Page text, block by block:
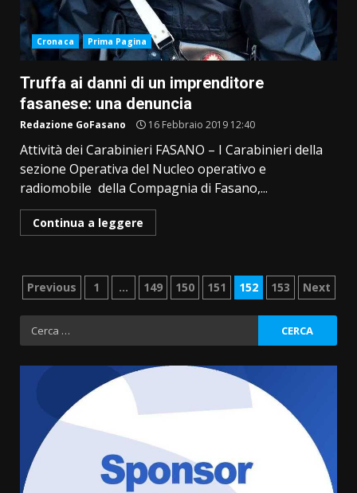
Cronaca Prima Pagina
Truffa ai danni di un imprenditore
fasanese: una denuncia
Redazione GoFasano 16 Febbraio 2019 12:40
Attività dei Carabinieri FASANO – I Carabinieri della
sezione Operativa del Nucleo operativo e
radiomobile della Compagnia di Fasano,...
Continua a leggere
Paginazione
degli
articoli
Previous 1 … 149 150 151 152 153 Next
Ricerca
per:
3
Fasanese ferito a colpi di arma
6 Agosto 2026 18:13